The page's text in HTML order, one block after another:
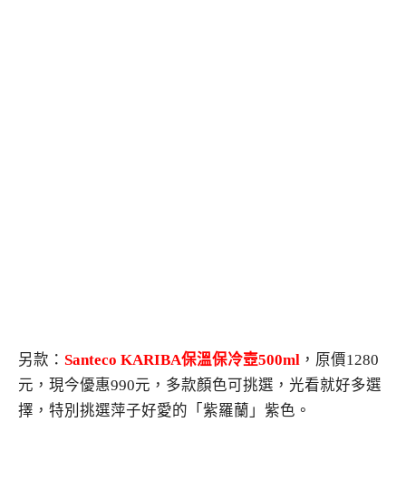
另款： Santeco KARIBA保溫保冷壺500ml ，原價1280
元，現今優惠990元，多款顏色可挑選，光看就好多選
擇，特別挑選萍子好愛的「紫羅蘭」紫色。